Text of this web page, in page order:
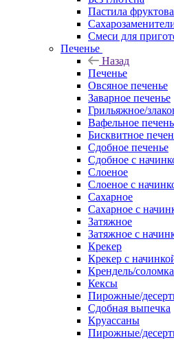
Пастила
Смеси для
Печенье
Назад
Печенье
Овсяное печенье
Заварное печенье
Грильяжное/
Вафельное
Бисквитное
Сдобное печенье
Сдобное с
Слоеное
Слоеное с
Сахарное
Сахарное с
Затяжное
Затяжное с
Крекер
Крекер с
Крендель/соломка
Кексы
Пирожные/
Сдобная выпечка
Круассаны
Пирожные/